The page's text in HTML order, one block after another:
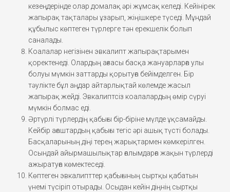
кезеңдерінде олар домалақ әрі жұмсақ келеді. Кейінірек
жапырақ тақталары ұзарып, жіңішкере түседі. Мұндай
құбылыс көптеген түрлерге тән ерекшелік болып
саналады.
Коалалар негізінен эвкалипт жапырақтарымен
қоректенеді. Олардың ағзасы басқа жануарларға улы
болуы мүмкін заттарды қорытуға бейімделген. Бір
тәулікте бұл аңдар айтарлықтай көлемде жасыл
жапырақ жейді. Эвкалиптсіз коалалардың өмір сүруі
мүмкін болмас еді.
Әртүрлі түрлердің қабығы бір-біріне мүлде ұқсамайды.
Кейбір ағаштардың қабығы тегіс әрі ашық түсті болады.
Басқаларының діңі терең жарықтармен көмкерілген.
Осындай айырмашылықтар ғалымдарға жақын түрлерді
ажыратуға көмектеседі.
Көптеген эвкалипттер қабығының сыртқы қабатын
үнемі түсіріп отырады. Осыдан кейін діңнің сыртқы